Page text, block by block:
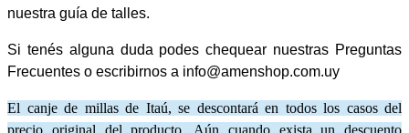
nuestra guía de talles.
Si tenés alguna duda podes chequear nuestras Preguntas
Frecuentes o escribirnos a info@amenshop.com.uy
El canje de millas de Itaú, se descontará en todos los casos del
precio original del producto. Aún cuando exista un descuento